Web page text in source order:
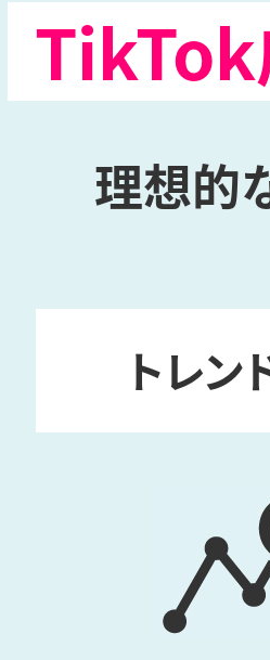
TikTok
理想的
トレン